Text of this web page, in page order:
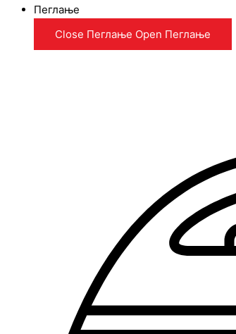
Пеглање
Close Пеглање Open Пеглање